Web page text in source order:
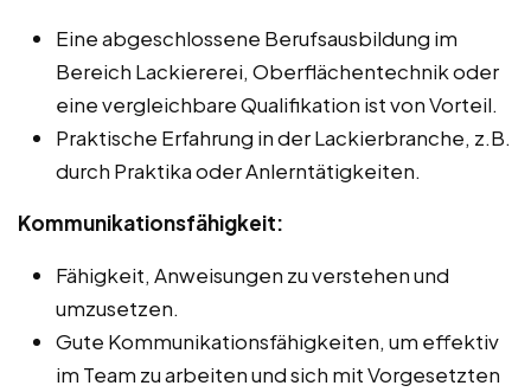
Eine abgeschlossene Berufsausbildung im
Bereich Lackiererei, Oberflächentechnik oder
eine vergleichbare Qualifikation ist von Vorteil.
Praktische Erfahrung in der Lackierbranche, z.B.
durch Praktika oder Anlerntätigkeiten.
Kommunikationsfähigkeit:
Fähigkeit, Anweisungen zu verstehen und
umzusetzen.
Gute Kommunikationsfähigkeiten, um effektiv
im Team zu arbeiten und sich mit Vorgesetzten